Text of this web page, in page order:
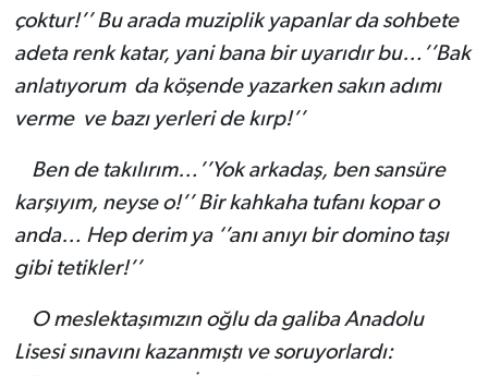
çoktur!’’ Bu arada muziplik yapanlar da sohbete
adeta renk katar, yani bana bir uyarıdır bu…’’Bak
anlatıyorum da köşende yazarken sakın adımı
verme ve bazı yerleri de kırp!’’
Ben de takılırım…’’Yok arkadaş, ben sansüre
karşıyım, neyse o!’’ Bir kahkaha tufanı kopar o
anda… Hep derim ya ‘’anı anıyı bir domino taşı
gibi tetikler!’’
O meslektaşımızın oğlu da galiba Anadolu
Lisesi sınavını kazanmıştı ve soruyorlardı: